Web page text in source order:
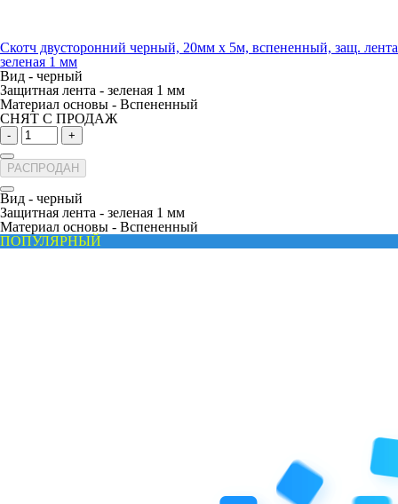
Скотч двусторонний черный, 20мм х 5м, вспененный, защ. лента
зеленая 1 мм
Вид - черный
Защитная лента - зеленая 1 мм
Материал основы - Вспененный
СНЯТ С ПРОДАЖ
- +
РАСПРОДАН
Вид - черный
Защитная лента - зеленая 1 мм
Материал основы - Вспененный
ПОПУЛЯРНЫЙ